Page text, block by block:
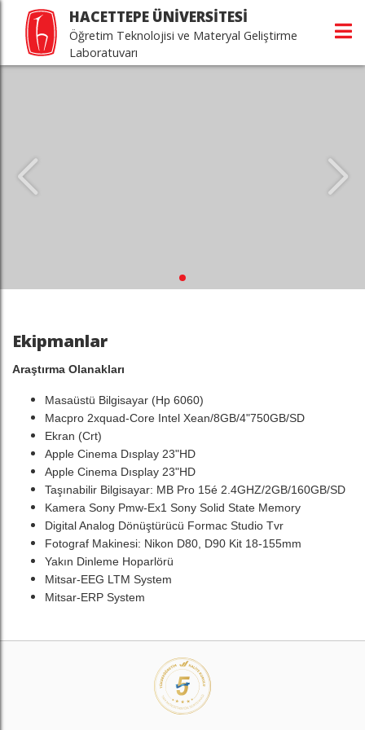
HACETTEPE ÜNİVERSİTESİ
Öğretim Teknolojisi ve Materyal Geliştirme
Laboratuvarı
Ekipmanlar
Araştırma Olanakları
Masaüstü Bilgisayar (Hp 6060)
Macpro 2xquad-Core Intel Xean/8GB/4"750GB/SD
Ekran (Crt)
Apple Cinema Dısplay 23"HD
Apple Cinema Dısplay 23"HD
Taşınabilir Bilgisayar: MB Pro 15é 2.4GHZ/2GB/160GB/SD
Kamera Sony Pmw-Ex1 Sony Solid State Memory
Digital Analog Dönüştürücü Formac Studio Tvr
Fotograf Makinesi: Nikon D80, D90 Kit 18-155mm
Yakın Dinleme Hoparlörü
Mitsar-EEG LTM System
Mitsar-ERP System